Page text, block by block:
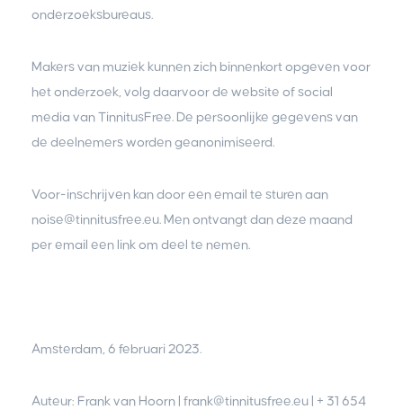
onderzoeksbureaus.
Makers van muziek kunnen zich binnenkort opgeven voor
het onderzoek, volg daarvoor de website of social
media van TinnitusFree. De persoonlijke gegevens van
de deelnemers worden geanonimiseerd.
Voor-inschrijven kan door een email te sturen aan
noise@tinnitusfree.eu. Men ontvangt dan deze maand
per email een link om deel te nemen.
Amsterdam, 6 februari 2023.
Auteur: Frank van Hoorn | frank@tinnitusfree.eu | + 31 654